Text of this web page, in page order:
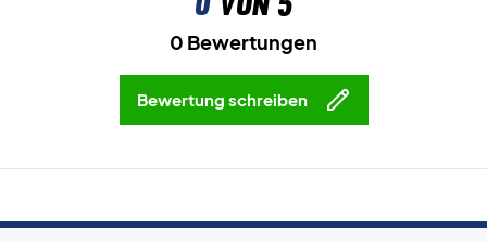
0 Bewertungen
Bewertung schreiben